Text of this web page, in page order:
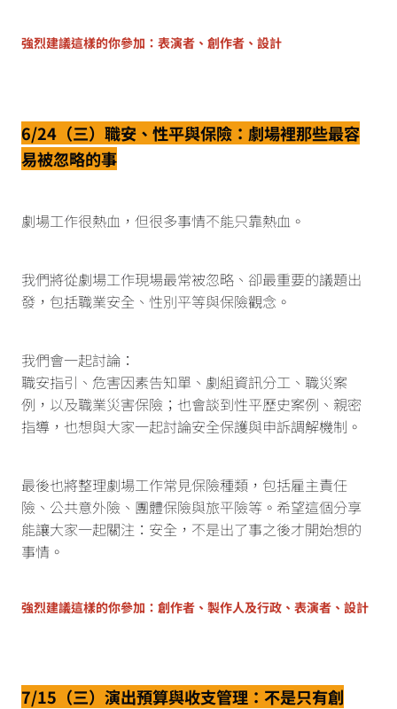
強烈建議這樣的你參加：表演者、創作者、設計
6/24（三）職安、性平與保險：劇場裡那些最容
易被忽略的事
劇場工作很熱血，但很多事情不能只靠熱血。
我們將從劇場工作現場最常被忽略、卻最重要的議題出
發，包括職業安全、性別平等與保險觀念。
我們會一起討論：
職安指引、危害因素告知單、劇組資訊分工、職災案
例，以及職業災害保險；也會談到性平歷史案例、親密
指導，也想與大家一起討論安全保護與申訴調解機制。
最後也將整理劇場工作常見保險種類，包括雇主責任
險、公共意外險、團體保險與旅平險等。希望這個分享
能讓大家一起關注：安全，不是出了事之後才開始想的
事情。
強烈建議這樣的你參加：創作者、製作人及行政、表演者、設計
7/15（三）演出預算與收支管理：不是只有創